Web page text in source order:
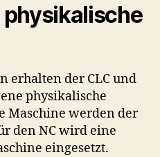
erhalten der CLC und
physikalische
Maschine werden der
den NC wird eine
eingesetzt.